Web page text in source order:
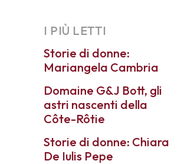
I PIÙ LETTI
Storie di donne:
Mariangela Cambria
Domaine G&J Bott, gli
astri nascenti della
Côte-Rôtie
Storie di donne: Chiara
De Iulis Pepe